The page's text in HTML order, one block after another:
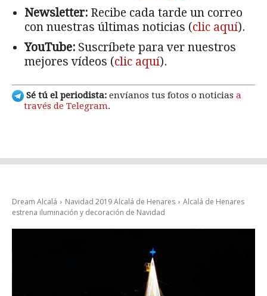
Newsletter: Recibe cada tarde un correo
con nuestras últimas noticias (clic aquí).
YouTube: Suscríbete para ver nuestros
mejores vídeos (clic aquí).
Sé tú el periodista: envíanos tus fotos o noticias a
través de Telegram.